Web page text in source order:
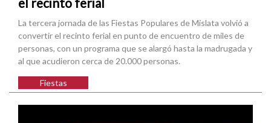
La tercera jornada de las Fiestas Populares de Mislata volvió a
convertir el recinto ferial en punto de encuentro de miles de
personas, con un programa que se alargó hasta la madrugada y
al que acudieron cerca de 20.000 personas.
Fiestas